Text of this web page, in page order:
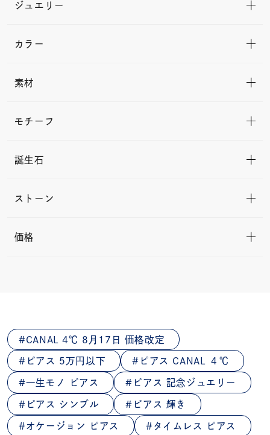
ジュエリー
カラー
素材
モチーフ
誕生石
ストーン
価格
CANAL 4℃ 8月17日 価格改定
ピアス 5万円以下 ピアス CANAL ４℃
一生モノ ピアス ピアス 記念ジュエリー
ピアス シンプル ピアス 輝き
オケージョン ピアス タイムレス ピアス